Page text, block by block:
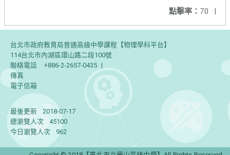
點擊率： 70 |
台北市政府教育局普通高級中學課程【物理學科平台】
114台北市內湖區環山路二段100號
聯絡電話
+886-2-2657-0435 |
傳真
電子信箱
最後更新
2018-07-17
總瀏覽人次
45100
今日瀏覽人次
962